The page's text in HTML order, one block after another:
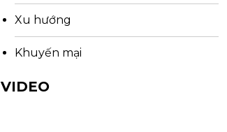
Xu hướng
Khuyến mại
VIDEO